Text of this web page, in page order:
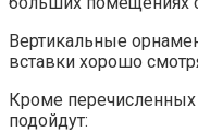
Вертикальные
вставки хорошо
Кроме перечисленных
подойдут: